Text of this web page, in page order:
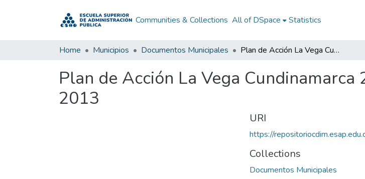
Communities & Collections All of DSpace Statistics
Home Municipios Documentos Municipales Plan de Acción La Vega Cundinamarca 2013: PA La Vega Cundinamarca 2013
Plan de Acción La Vega
2013
URI
https://
Collections
Documentos Municipales